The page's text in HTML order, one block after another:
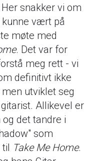
snakker vi om
vært på
møte med
. Det var for
meg rett - vi
definitivt ikke
utviklet seg
Allikevel er
det tandre i
som
Take Me Home.